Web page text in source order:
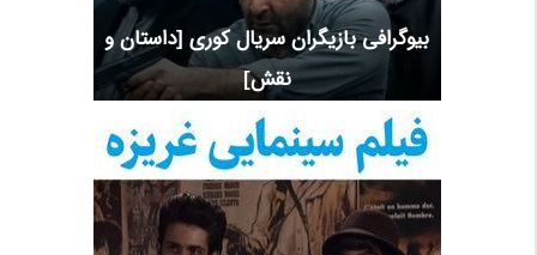
بیوگرافی بازیگران سریال کوری [داستان و
نقش]